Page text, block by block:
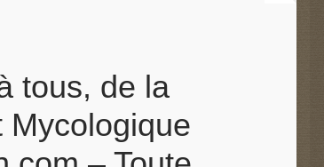
tous, de la
Mycologique